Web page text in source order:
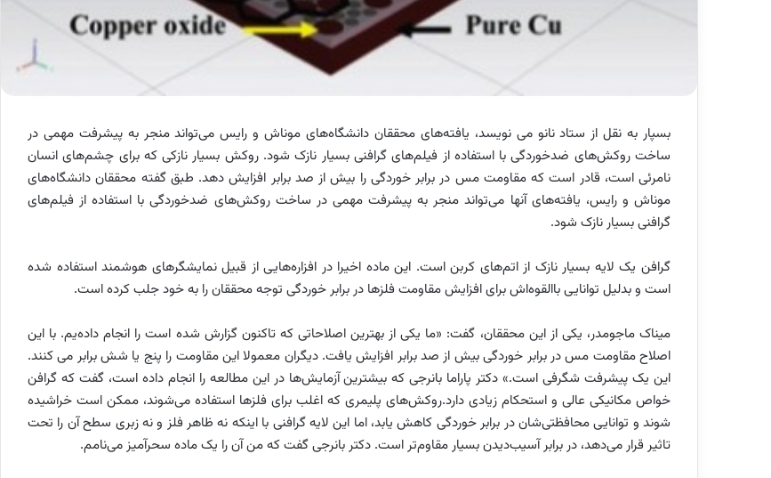
بسپار به نقل از ستاد نانو می نویسد، یافته‌های محققان دانشگاه‌های موناش و ‏رایس می‌تواند منجر به پیشرفت مهمی در
ساخت روکش‌های ضدخوردگی ‏با استفاده از فیلم‌های گرافنی بسیار نازک شود.‏ روکش بسیار نازکی که برای چشم‌های انسان
نامرئی است، قادر است که مقاومت مس در ‏برابر خوردگی را بیش از صد برابر افزایش دهد. طبق گفته محققان دانشگاه‌های
موناش و ‏رایس، یافته‌های آنها می‌تواند منجر به پیشرفت مهمی در ساخت روکش‌های ضدخوردگی ‏با استفاده از فیلم‌های
گرافنی بسیار نازک شود.‏
گرافن یک لایه بسیار نازک از اتم‌های کربن است. این ماده اخیرا در افزاره‌هایی از قبیل ‏نمایشگرهای هوشمند استفاده شده
است و بدلیل توانایی باالقوه‌اش برای افزایش مقاومت ‏فلزها در برابر خوردگی توجه محققان را به خود جلب کرده است.
میناک ماجومدر، یکی از این محققان، گفت: «ما یکی از بهترین اصلاحاتی که تاکنون ‏گزارش شده است را انجام داده‌یم. با این
اصلاح مقاومت مس در برابر خوردگی بیش از صد ‏برابر افزایش یافت. دیگران معمولا این مقاومت را پنج یا شش برابر می کنند.
این یک ‏پیشرفت شگرفی است.» دکتر پاراما بانرجی که بیشترین آزمایش‌ها در این مطالعه را انجام ‏داده است، گفت که گرافن
خواص مکانیکی عالی و استحکام زیادی دارد.روکش‌های پلیمری که اغلب برای فلزها استفاده می‌شوند، ممکن است خراشیده
شوند و ‏توانایی محافظتی‌شان در برابر خوردگی کاهش یابد، اما این لایه گرافنی با اینکه نه ظاهر فلز ‏و نه زبری سطح آن را تحت
تاثیر قرار می‌دهد، در برابر آسیب‌دیدن بسیار مقاوم‌تر است. ‏دکتر بانرجی گفت که من آن را یک ماده سحرآمیز می‌نامم.‏